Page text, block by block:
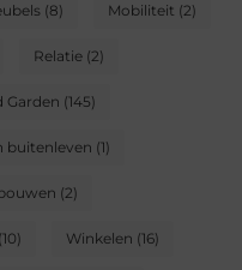
(8) Mobiliteit (2)
Relatie (2)
Garden (145)
buitenleven (1)
(2)
(10) Winkelen (16)